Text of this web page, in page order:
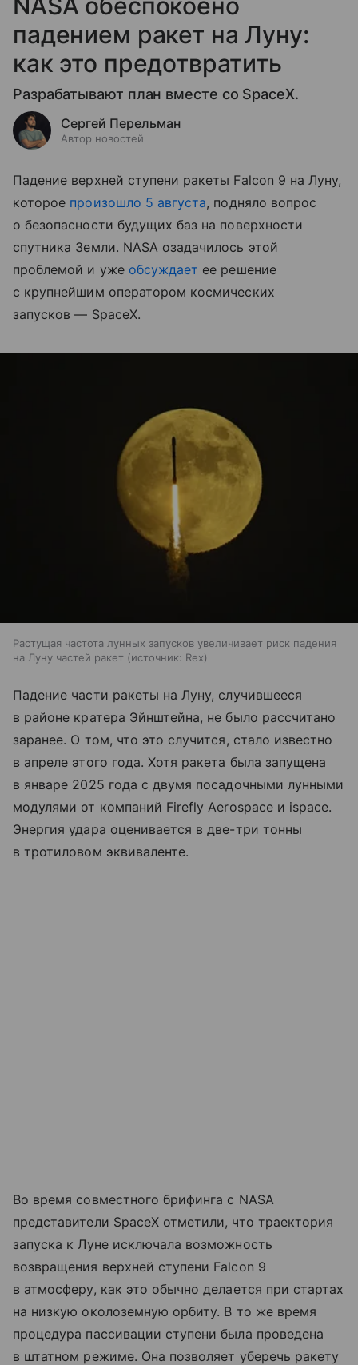
NASA обеспокоено
падением ракет на Луну:
как это предотвратить
Разрабатывают план вместе со SpaceX.
Сергей Перельман
Автор новостей
Падение верхней ступени ракеты Falcon 9 на Луну,
которое произошло 5 августа, подняло вопрос
о безопасности будущих баз на поверхности
спутника Земли. NASA озадачилось этой
проблемой и уже обсуждает ее решение
с крупнейшим оператором космических
запусков — SpaceX.
Растущая частота лунных запусков увеличивает риск падения
на Луну частей ракет
источник: Rex
Падение части ракеты на Луну, случившееся
в районе кратера Эйнштейна, не было рассчитано
заранее. О том, что это случится, стало известно
в апреле этого года. Хотя ракета была запущена
в январе 2025 года с двумя посадочными лунными
модулями от компаний Firefly Aerospace и ispace.
Энергия удара оценивается в две-три тонны
в тротиловом эквиваленте.
Во время совместного брифинга с NASA
представители SpaceX отметили, что траектория
запуска к Луне исключала возможность
возвращения верхней ступени Falcon 9
в атмосферу, как это обычно делается при стартах
на низкую околоземную орбиту. В то же время
процедура пассивации ступени была проведена
в штатном режиме. Она позволяет уберечь ракету